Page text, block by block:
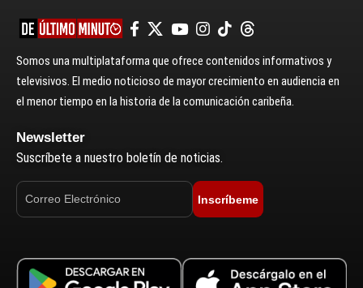
Somos una multiplataforma que ofrece contenidos informativos y
televisivos. El medio noticioso de mayor crecimiento en audiencia en
el menor tiempo en la historia de la comunicación caribeña.
Newsletter
Suscríbete a nuestro boletín de noticias.
Inscríbeme